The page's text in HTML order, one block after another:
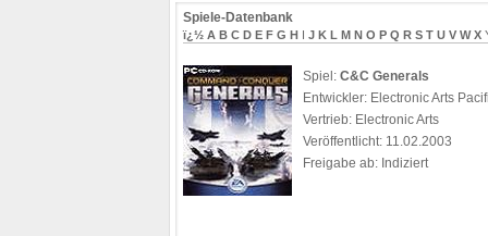
Spiele-Datenbank
ï¿½ A B C D E F G H I J K L M N O P Q R S T U V W X
Spiel: C&C Generals
Entwickler: Electronic Arts
Vertrieb: Electronic Arts
Veröffentlicht: 11.02.2003
Freigabe ab: Indiziert